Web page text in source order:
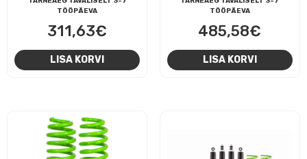
TÖÖPÄEVA
311,63€
LISA KORVI
TÖÖPÄEVA
485,58€
LISA KORVI